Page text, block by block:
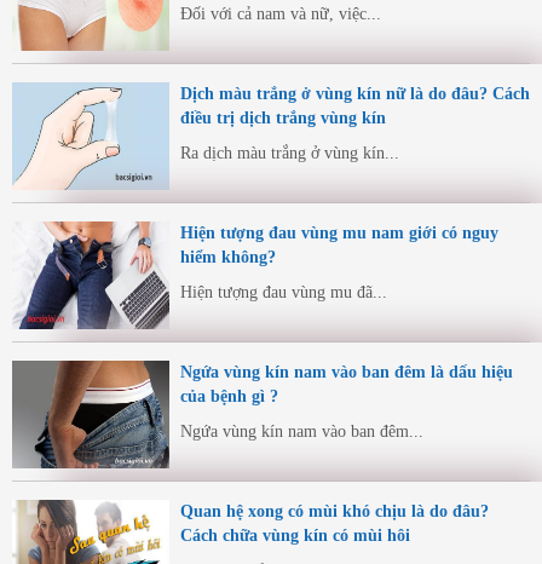
Đối với cả nam và nữ, việc...
Dịch màu trắng ở vùng kín nữ là do đâu? Cách
điều trị dịch trắng vùng kín
Ra dịch màu trắng ở vùng kín...
Hiện tượng đau vùng mu nam giới có nguy
hiểm không?
Hiện tượng đau vùng mu đã...
Ngứa vùng kín nam vào ban đêm là dấu hiệu
của bệnh gì ?
Ngứa vùng kín nam vào ban đêm...
Quan hệ xong có mùi khó chịu là do đâu?
Cách chữa vùng kín có mùi hôi